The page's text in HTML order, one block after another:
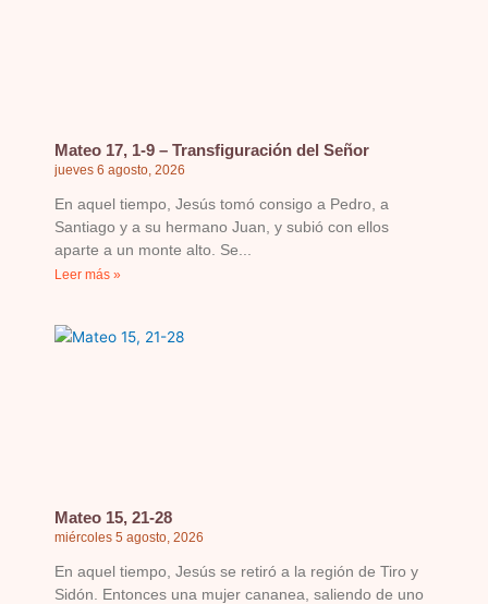
Mateo 17, 1-9 – Transfiguración del Señor
jueves 6 agosto, 2026
En aquel tiempo, Jesús tomó consigo a Pedro, a
Santiago y a su hermano Juan, y subió con ellos
aparte a un monte alto. Se
Leer más »
Mateo 15, 21-28
miércoles 5 agosto, 2026
En aquel tiempo, Jesús se retiró a la región de Tiro y
Sidón. Entonces una mujer cananea, saliendo de uno